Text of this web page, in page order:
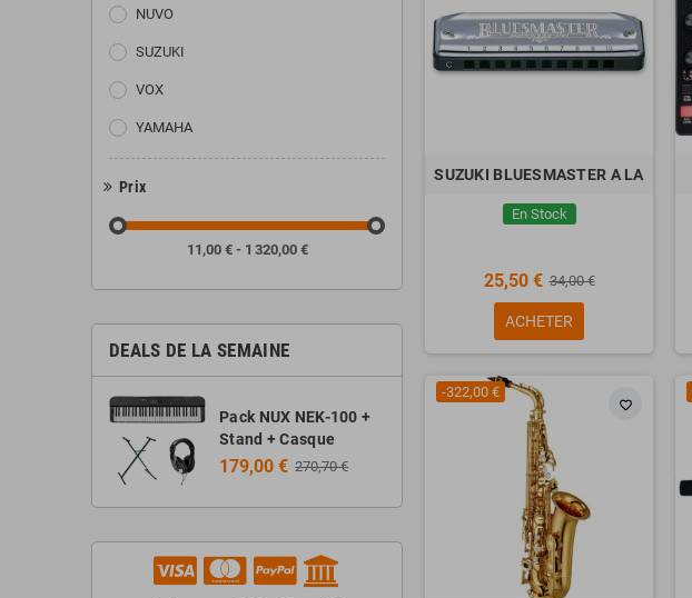
NUVO
SUZUKI
VOX
YAMAHA
Prix
11,00 € - 1 320,00 €
DEALS DE LA SEMAINE
Pack NUX NEK-100 +
Stand + Casque
179,00 € 270,70 €
SUZUKI BLUESMASTER A LA
En Stock
25,50 € 34,00 €
ACHETER
favorite_border
-322,00 €